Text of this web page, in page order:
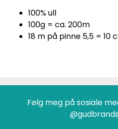
100% ull
100g = ca. 200m
18 m på pinne 5,5 = 10
Følg meg på sosiale